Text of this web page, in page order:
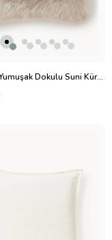
Mathilde Yumuşak Dokulu Suni Kürk Kırlent Kılıfı 40x40 cm